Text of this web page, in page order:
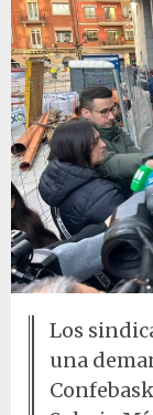
Los
una